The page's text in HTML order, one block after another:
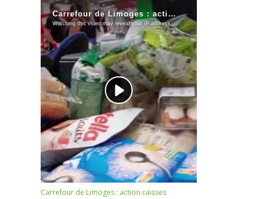
Carrefour de Limoges : action caisses